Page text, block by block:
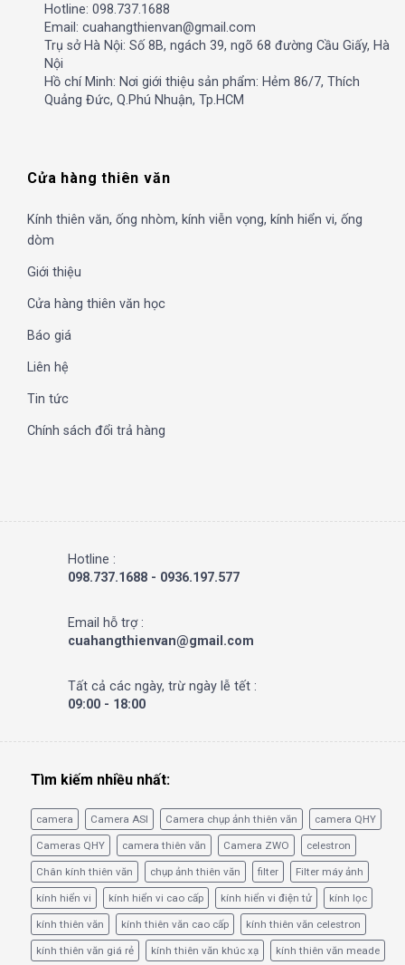
Hotline: 098.737.1688
Email: cuahangthienvan@gmail.com
Trụ sở Hà Nội: Số 8B, ngách 39, ngõ 68 đường Cầu Giấy, Hà
Nội
Hồ chí Minh: Nơi giới thiệu sản phẩm: Hẻm 86/7, Thích
Quảng Đức, Q.Phú Nhuận, Tp.HCM
Cửa hàng thiên văn
Kính thiên văn, ống nhòm, kính viễn vọng, kính hiển vi, ống
dòm
Giới thiệu
Cửa hàng thiên văn học
Báo giá
Liên hệ
Tin tức
Chính sách đổi trả hàng
Hotline :
098.737.1688 - 0936.197.577
Email hỗ trợ :
cuahangthienvan@gmail.com
Tất cả các ngày, trừ ngày lễ tết :
09:00 - 18:00
Tìm kiếm nhiều nhất:
camera Camera ASI Camera chụp ảnh thiên văn camera QHY
Cameras QHY camera thiên văn Camera ZWO celestron
Chân kính thiên văn chụp ảnh thiên văn filter Filter máy ảnh
kính hiển vi kính hiển vi cao cấp kính hiển vi điện tử kính lọc
kính thiên văn kính thiên văn cao cấp kính thiên văn celestron
kính thiên văn giá rẻ kính thiên văn khúc xạ kính thiên văn meade